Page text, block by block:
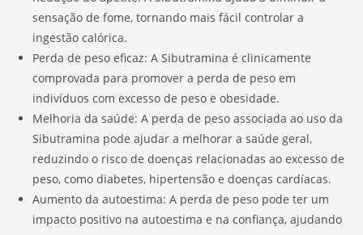
sensação de fome, tornando mais fácil controlar a
ingestão calórica.
Perda de peso eficaz: A Sibutramina é clinicamente
comprovada para promover a perda de peso em
indivíduos com excesso de peso e obesidade.
Melhoria da saúde: A perda de peso associada ao uso da
Sibutramina pode ajudar a melhorar a saúde geral,
reduzindo o risco de doenças relacionadas ao excesso de
peso, como diabetes, hipertensão e doenças cardíacas.
Aumento da autoestima: A perda de peso pode ter um
impacto positivo na autoestima e na confiança, ajudando